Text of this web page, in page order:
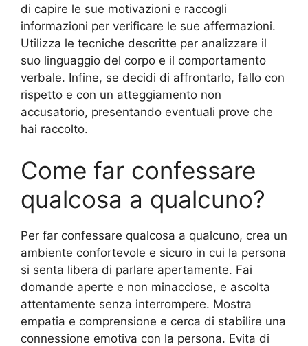
di capire le sue motivazioni e raccogli
informazioni per verificare le sue affermazioni.
Utilizza le tecniche descritte per analizzare il
suo linguaggio del corpo e il comportamento
verbale. Infine, se decidi di affrontarlo, fallo con
rispetto e con un atteggiamento non
accusatorio, presentando eventuali prove che
hai raccolto.
Come far confessare
qualcosa a qualcuno?
Per far confessare qualcosa a qualcuno, crea un
ambiente confortevole e sicuro in cui la persona
si senta libera di parlare apertamente. Fai
domande aperte e non minacciose, e ascolta
attentamente senza interrompere. Mostra
empatia e comprensione e cerca di stabilire una
connessione emotiva con la persona. Evita di